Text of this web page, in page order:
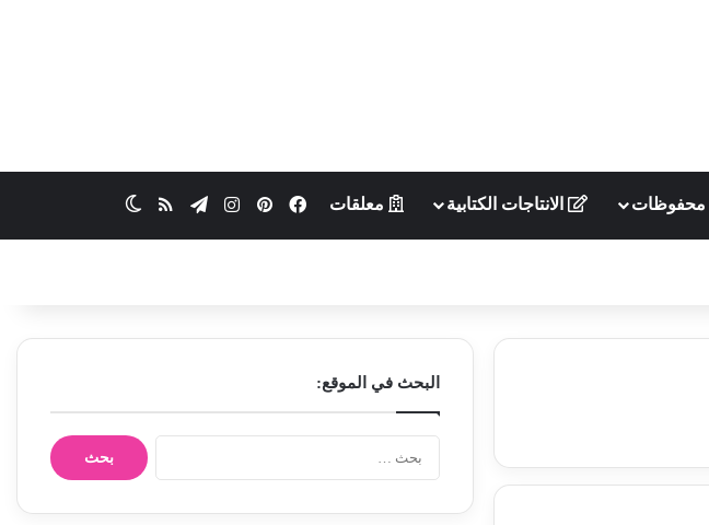
محفوظات الانتاجات الكتابية معلقات فيسبوكبينتيريستانستقرامتيلقرامملخص الموقع RSS
البحث في الموقع:
ح